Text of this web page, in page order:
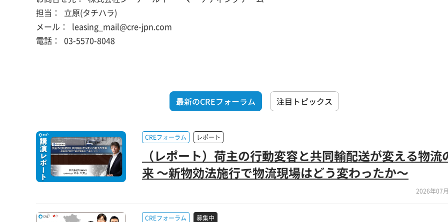
担当：
立原(タチハラ)
メール：
leasing_mail@cre-jpn.com
電話：
03-5570-8048
最新のCREフォーラム 注目トピックス
CREフォーラム レポート
（レポート）荷主の行動変容と共同輸配送が変える物流
来 ～新物効法施行で物流現場はどう変わったか～
2026年07
CREフォーラム 募集中